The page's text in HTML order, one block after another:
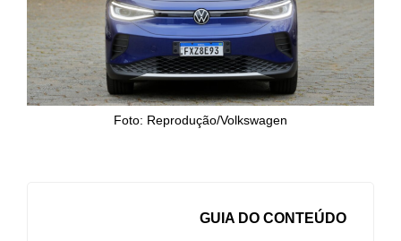
Foto: Reprodução/Volkswagen
GUIA DO CONTEÚDO